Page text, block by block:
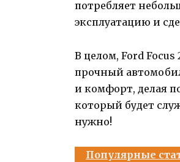
потребляет
эксплуатацию и
В целом, Ford
прочный
и комфорт, делая
который будет
нужно!
Популярные